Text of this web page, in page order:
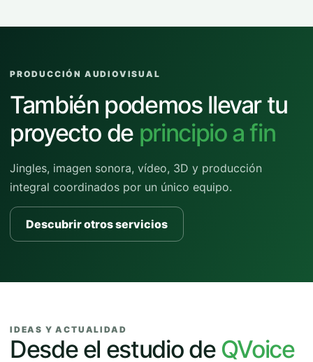
PRODUCCIÓN AUDIOVISUAL
También podemos llevar tu
proyecto de principio a fin
Jingles, imagen sonora, vídeo, 3D y producción
integral coordinados por un único equipo.
Descubrir otros servicios
IDEAS Y ACTUALIDAD
Desde el estudio de QVoice